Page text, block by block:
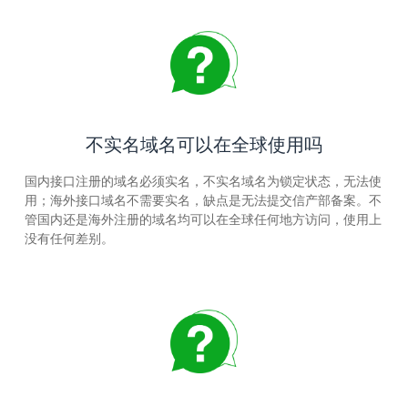
不实名域名可以在全球使用吗
国内接口注册的域名必须实名，不实名域名为锁定状态，无法使
用；海外接口域名不需要实名，缺点是无法提交信产部备案。不
管国内还是海外注册的域名均可以在全球任何地方访问，使用上
没有任何差别。